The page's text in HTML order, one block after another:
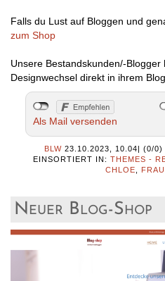
Falls du Lust auf Bloggen und
zum Shop
Unsere Bestandskunden/-
Designwechsel direkt in ihrem
Als Mail versenden
BLW 23.10.2023, 10.04| (0/0)
EINSORTIERT IN: THEMES -
CHLOE
Neuer Blog-Shop